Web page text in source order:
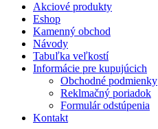
Akciové produkty
Eshop
Kamenný obchod
Návody
Tabuľka veľkostí
Informácie pre kupujúcich
Obchodné podmienky
Reklmačný poriadok
Formulár odstúpenia
Kontakt